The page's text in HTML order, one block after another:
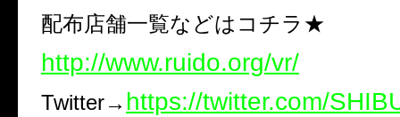
配布店舗一覧などはコチラ★
http://www.ruido.org/vr/
Twitter→ https://twitter.com/